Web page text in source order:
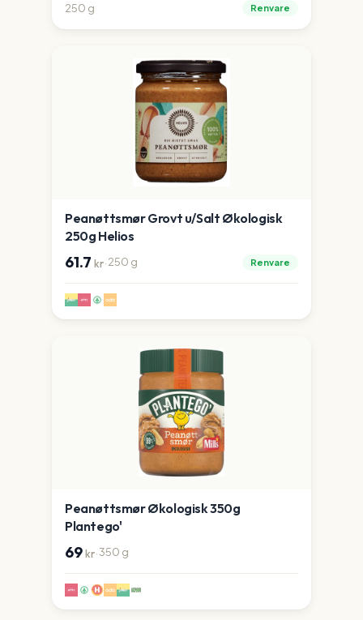
250 g Renvare
Peanøttsmør Grovt u/Salt Økologisk
250g Helios
61.7 kr·250 g Renvare
Peanøttsmør Økologisk 350g
Plantego'
69kr·350 g